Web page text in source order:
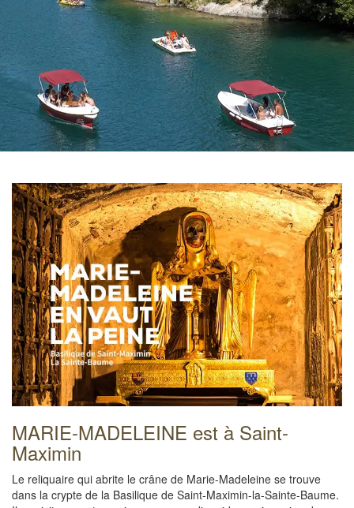
MARIE-MADELEINE est à Saint-
Maximin
Le reliquaire qui abrite le crâne de Marie-Madeleine se trouve
dans la crypte de la Basilique de Saint-Maximin-la-Sainte-Baume.